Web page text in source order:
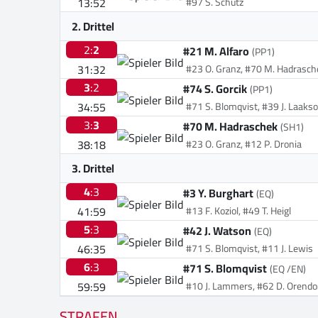
2. Drittel
2:2
31:32
#21 M. Alfaro(PP1)
#23 O. Granz, #70 M.
3:2
34:55
#74 S. Gorcik(PP1)
#71 S. Blomqvist, #39 J.
3:3
38:18
#70 M. Hadraschek(SH1)
#23 O. Granz, #12 P. Dronia
3. Drittel
4:3
41:59
#3 Y. Burghart(EQ)
#13 F. Koziol, #49 T. Heigl
5:3
46:35
#42 J. Watson(EQ)
#71 S. Blomqvist, #11 J. Lewis
6:3
59:59
#71 S. Blomqvist(EQ /EN)
#10 J. Lammers, #62 D.